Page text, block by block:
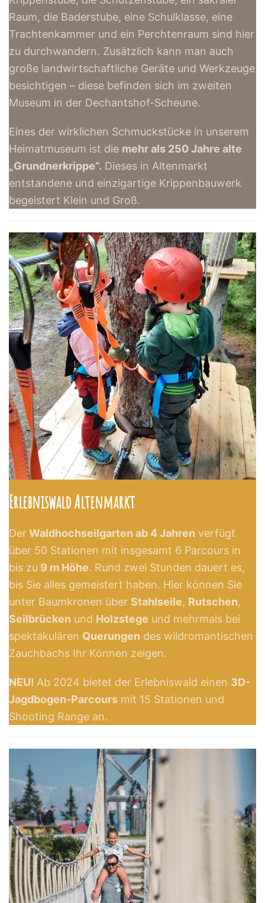
Raum, die Baderstube, eine Schulklasse, eine
Trachtenkammer und ein Perchtenraum sind hier
zu durchwandern. Zusätzlich kann man auch
große landwirtschaftliche Geräte und Werkzeuge
besichtigen – diese befinden sich im zweiten
Museum in der Dechantshof-Scheune.
Eines der wirklichen Schmuckstücke in unserem
Heimatmuseum ist die mehr als 250 Jahre alte
„Grundnerkrippe“. Dieses in Altenmarkt
entstandene und einzigartige Krippenbauwerk
begeistert Klein und Groß.
Erlebniswald Altenmarkt
DerWaldhochseilgarten ab 4 Jahren verfügt
über 50 Stationen mit insgesamt 6 Parcours in
bis zu 9 m Höhe. Rund zwei Stunden dauert es,
bis Sie alles gemeistert haben. Hier können Sie
unter Baumkronen über Stahlseile, Rutschen,
Seilbrücken und Holzstege und mehrmals bei
spektakulären Querungen des wildromantischen
Zauchbachs Ihr Können zeigen.
NEU! Ab 2024 bietet der Erlebniswald einen 3D-
Jagdbogen-Parcours mit 15 Stationen und
Shooting Range an.